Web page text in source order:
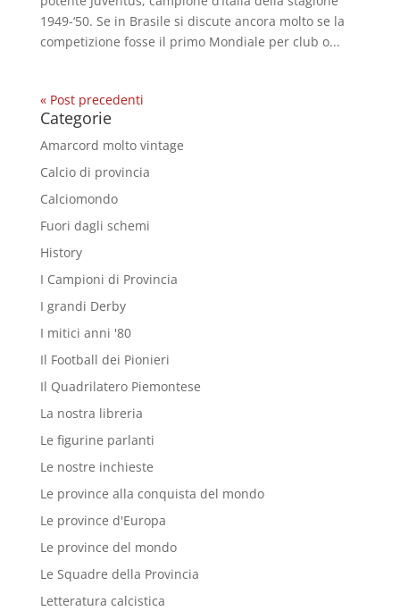
1949-‘50. Se in Brasile si discute ancora molto se la
competizione fosse il primo Mondiale per club o...
« Post precedenti
Categorie
Amarcord molto vintage
Calcio di provincia
Calciomondo
Fuori dagli schemi
History
I Campioni di Provincia
I grandi Derby
I mitici anni '80
Il Football dei Pionieri
Il Quadrilatero Piemontese
La nostra libreria
Le figurine parlanti
Le nostre inchieste
Le province alla conquista del mondo
Le province d'Europa
Le province del mondo
Le Squadre della Provincia
Letteratura calcistica